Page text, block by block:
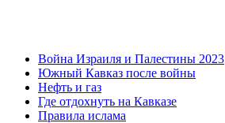
Война Израиля и Палестины 2023
Южный Кавказ после войны
Нефть и газ
Где отдохнуть на Кавказе
Правила ислама